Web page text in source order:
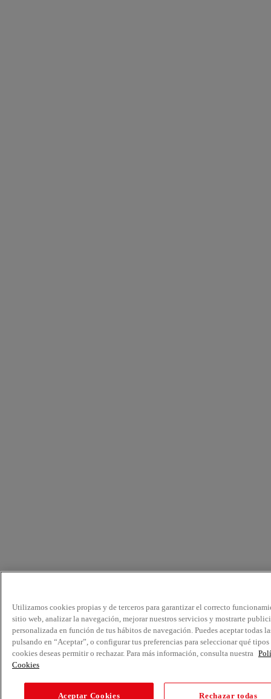
Utilizamos cookies propias y de terceros para garantizar el correcto
sitio web, analizar la navegación, mejorar nuestros servicios y mostrarte
personalizada en función de tus hábitos de navegación. Puedes aceptar todas
pulsando en “Aceptar”, o configurar tus preferencias para seleccionar qué tipos
cookies deseas permitir o rechazar. Para más información, consulta nuestra
Cookies
Aceptar Cookies Rechazar todas